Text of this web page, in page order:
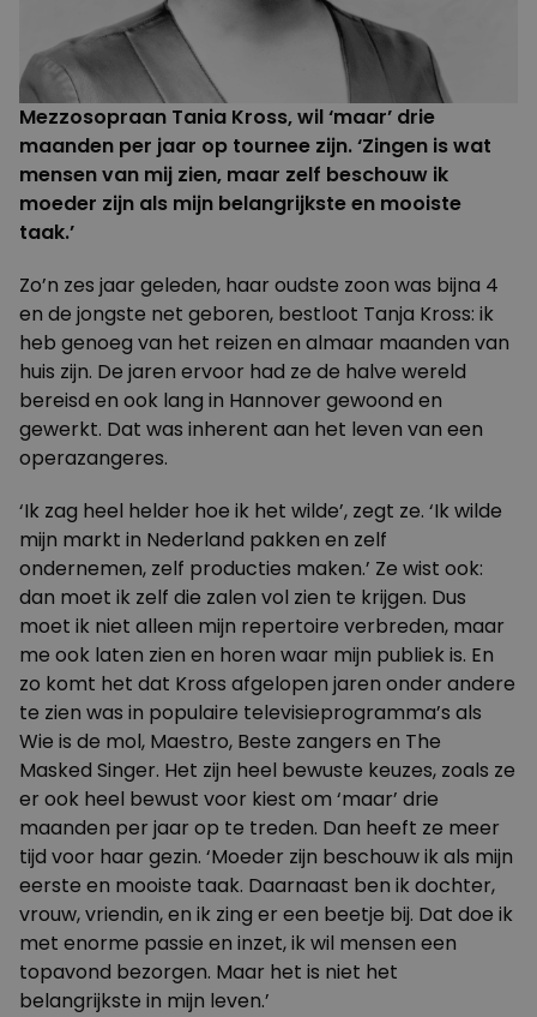
Mezzosopraan Tania Kross, wil ‘maar’ drie
maanden per jaar op tournee zijn. ‘Zingen is wat
mensen van mij zien, maar zelf beschouw ik
moeder zijn als mijn belangrijkste en mooiste
taak.’
Zo’n zes jaar geleden, haar oudste zoon was bijna 4
en de jongste net geboren, bestloot Tanja Kross: ik
heb genoeg van het reizen en almaar maanden van
huis zijn. De jaren ervoor had ze de halve wereld
bereisd en ook lang in Hannover gewoond en
gewerkt. Dat was inherent aan het leven van een
operazangeres.
‘Ik zag heel helder hoe ik het wilde’, zegt ze. ‘Ik wilde
mijn markt in Nederland pakken en zelf
ondernemen, zelf producties maken.’ Ze wist ook:
dan moet ik zelf die zalen vol zien te krijgen. Dus
moet ik niet alleen mijn repertoire verbreden, maar
me ook laten zien en horen waar mijn publiek is. En
zo komt het dat Kross afgelopen jaren onder andere
te zien was in populaire televisieprogramma’s als
Wie is de mol, Maestro, Beste zangers en The
Masked Singer. Het zijn heel bewuste keuzes, zoals ze
er ook heel bewust voor kiest om ‘maar’ drie
maanden per jaar op te treden. Dan heeft ze meer
tijd voor haar gezin. ‘Moeder zijn beschouw ik als mijn
eerste en mooiste taak. Daarnaast ben ik dochter,
vrouw, vriendin, en ik zing er een beetje bij. Dat doe ik
met enorme passie en inzet, ik wil mensen een
topavond bezorgen. Maar het is niet het
belangrijkste in mijn leven.’